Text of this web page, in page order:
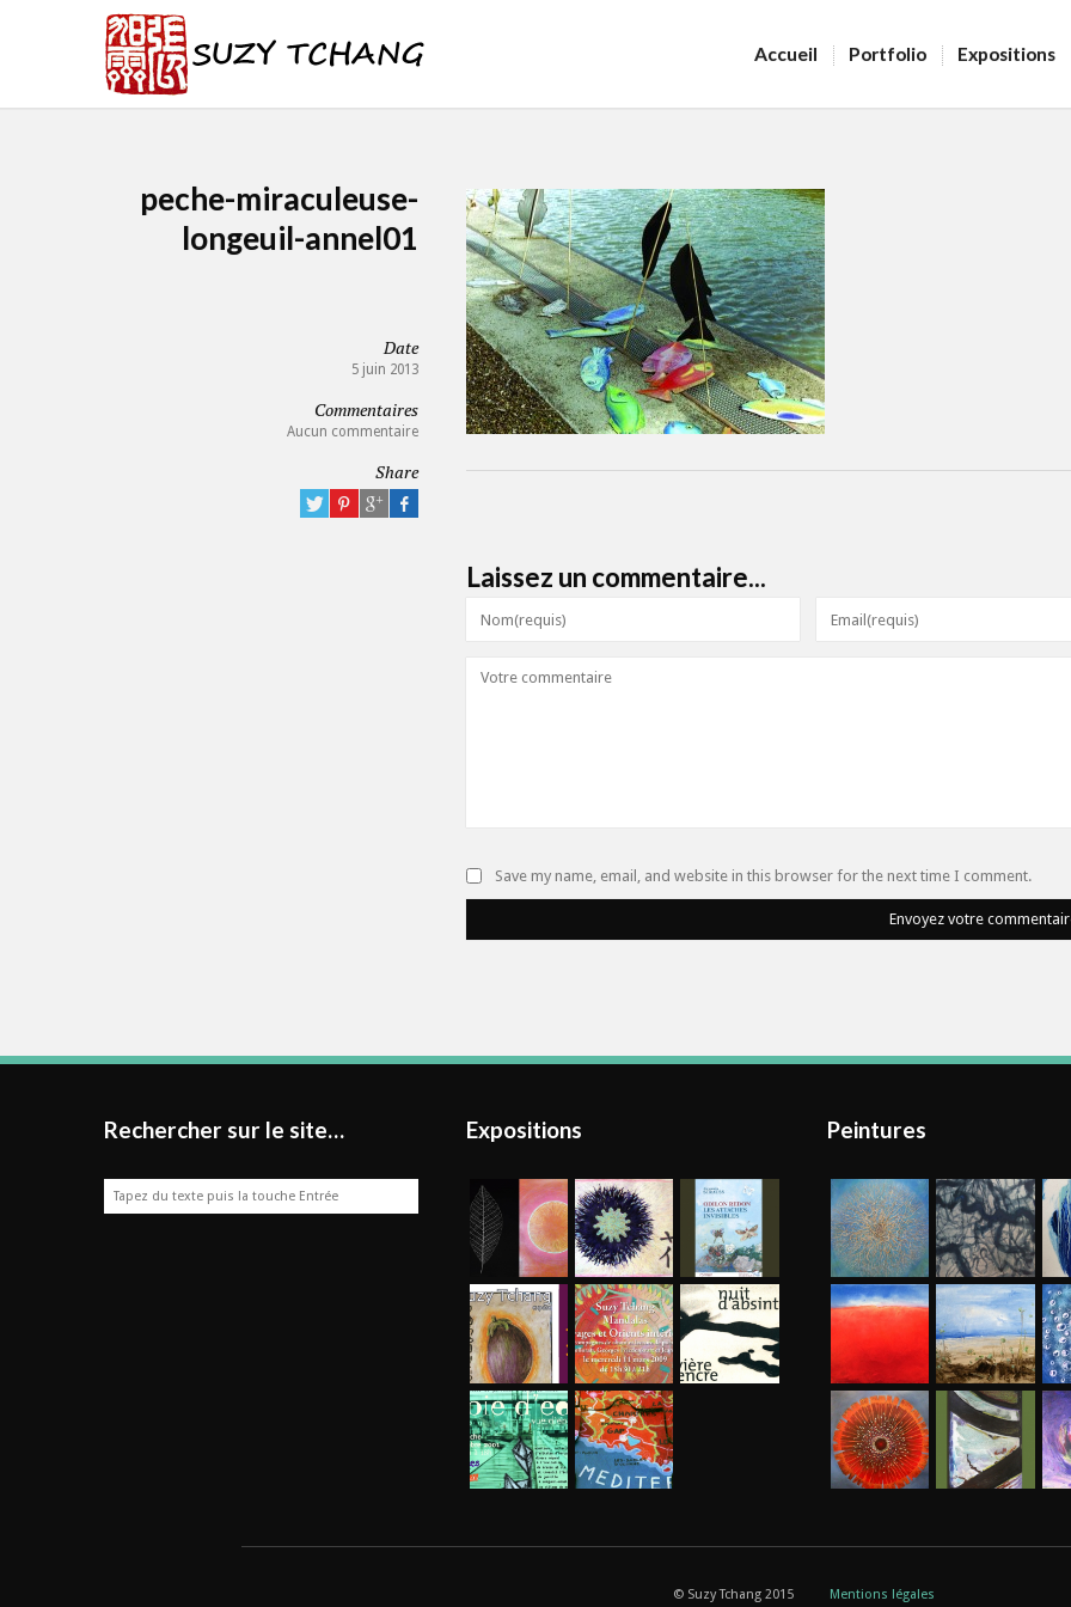
Accueil Portfolio Expositions
peche-miraculeuse-
longeuil-annel01
Date
5 juin 2013
Commentaires
Aucun commentaire
Share
Laissez un commentaire...
Save my name, email, and website in this browser for the next time I comment.
Envoyez votre
Rechercher sur le site… Expositions Peintures
© Suzy Tchang 2015 Mentions légales